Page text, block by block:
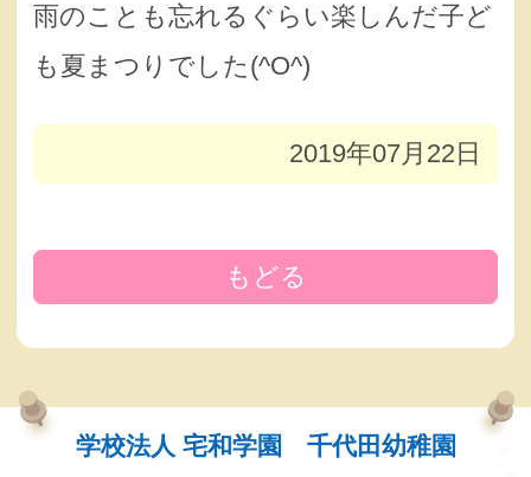
雨のことも忘れるぐらい楽しんだ子ど
も夏まつりでした(^O^)
2019年07月22日
もどる
学校法人 宅和学園 千代田幼稚園